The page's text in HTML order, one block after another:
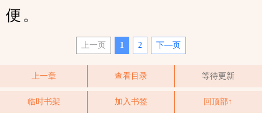
便。
上一页 1 2 下—页
上一章 查看目录 等待更新
临时书架 加入书签 回顶部↑